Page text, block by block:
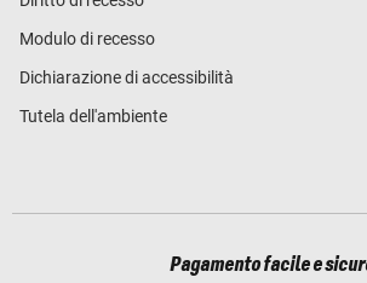
Modulo di recesso
Dichiarazione di accessibilità
Tutela dell'ambiente
Pagamento facile e